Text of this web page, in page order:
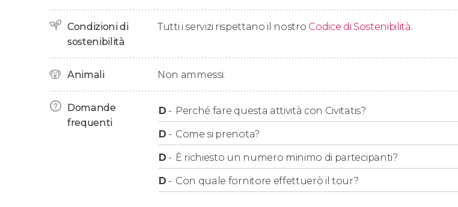
Condizioni di
sostenibilità
Tutti i servizi rispettano il nostro Codice di Sostenibilità.
Animali Non ammessi.
Domande
frequenti
D - Perché fare questa attività con Civitatis?
D - Come si prenota?
D - È richiesto un numero minimo di partecipanti?
D - Con quale fornitore effettuerò il tour?